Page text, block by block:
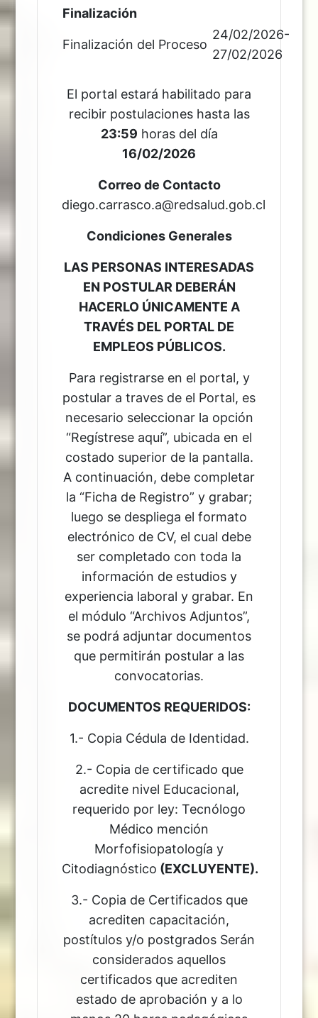
Finalización
Finalización del Proceso
24/02/2026-
27/02/2026
El portal estará habilitado para
recibir postulaciones hasta las
23:59 horas del día
16/02/2026
Correo de Contacto
diego.carrasco.a@redsalud.gob.cl
Condiciones Generales
LAS PERSONAS INTERESADAS
EN POSTULAR DEBERÁN
HACERLO ÚNICAMENTE A
TRAVÉS DEL PORTAL DE
EMPLEOS PÚBLICOS.
Para registrarse en el portal, y
postular a traves de el Portal, es
necesario seleccionar la opción
“Regístrese aquí”, ubicada en el
costado superior de la pantalla.
A continuación, debe completar
la “Ficha de Registro” y grabar;
luego se despliega el formato
electrónico de CV, el cual debe
ser completado con toda la
información de estudios y
experiencia laboral y grabar. En
el módulo “Archivos Adjuntos”,
se podrá adjuntar documentos
que permitirán postular a las
convocatorias.
DOCUMENTOS REQUERIDOS:
1.- Copia Cédula de Identidad.
2.- Copia de certificado que
acredite nivel Educacional,
requerido por ley: Tecnólogo
Médico mención
Morfofisiopatología y
Citodiagnóstico (EXCLUYENTE).
3.- Copia de Certificados que
acrediten capacitación,
postítulos y/o postgrados Serán
considerados aquellos
certificados que acrediten
estado de aprobación y a lo